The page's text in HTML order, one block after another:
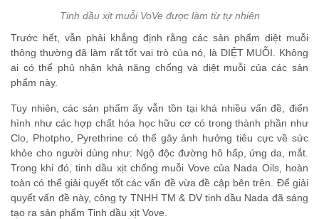
Tinh dầu xịt muỗi VoVe được làm từ tự nhiên
Trước hết, vẫn phải khẳng định rằng các sản phẩm diệt muỗi
thông thường đã làm rất tốt vai trò của nó, là DIỆT MUỖI. Không
ai có thể phủ nhận khả năng chống và diệt muỗi của các sản
phẩm này.
Tuy nhiên, các sản phẩm ấy vẫn tồn tại khá nhiều vấn đề, điển
hình như các hợp chất hóa học hữu cơ có trong thành phần như
Clo, Photpho, Pyrethrine có thể gây ảnh hưởng tiêu cực về sức
khỏe cho người dùng như: Ngộ độc đường hô hấp, ứng da, mắt.
Trong khi đó, tinh dầu xịt chống muỗi Vove của Nada Oils, hoàn
toàn có thể giải quyết tốt các vấn đề vừa đề cập bên trên. Để giải
quyết vấn đề này, công ty TNHH TM & DV tinh dầu Nada đã sáng
tạo ra sản phẩm Tinh dầu xịt Vove.